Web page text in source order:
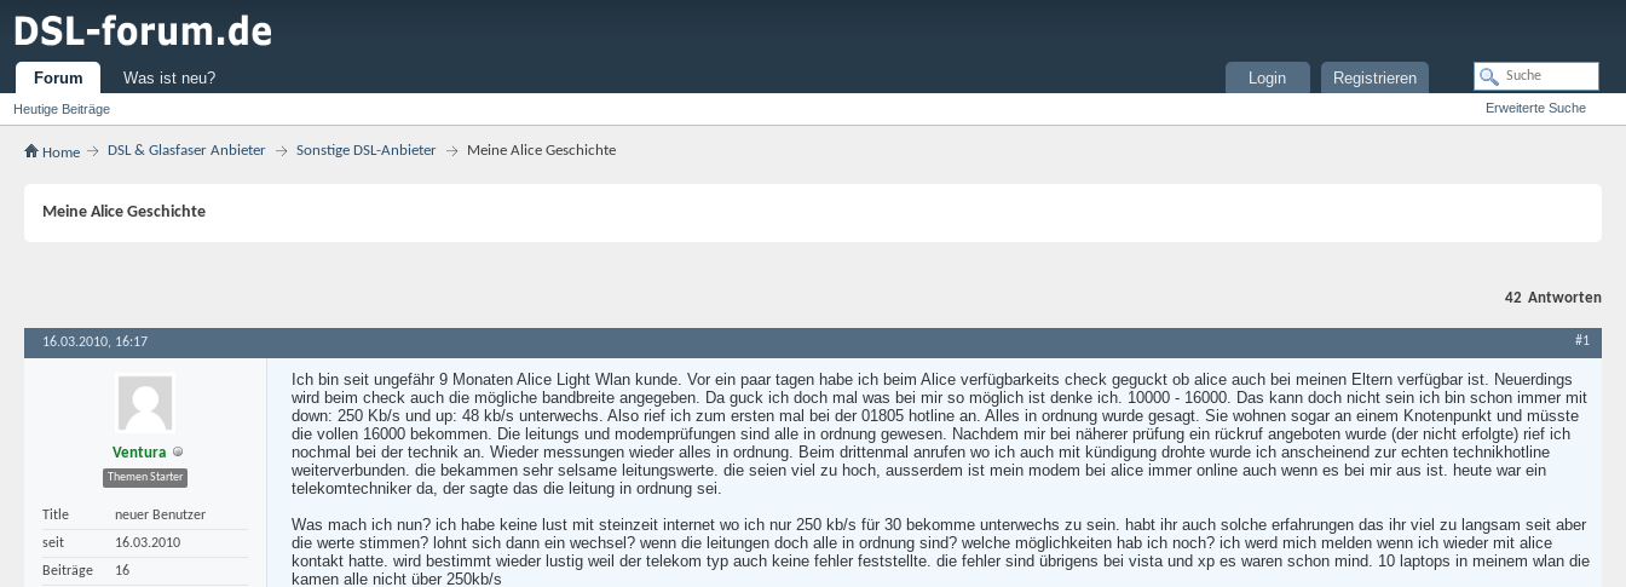
Forum
Heutige Beiträge
Was ist neu? Registrieren
Login
Erweiterte Suche
Home DSL & Glasfaser Anbieter Sonstige DSL-Anbieter Meine Alice Geschichte
Meine Alice Geschichte
42 Antworten
16.03.2010, 16:17 #1
Ventura
Themen Starter
Title
neuer Benutzer
seit
16.03.2010
Beiträge
16
Ich bin seit ungefähr 9 Monaten Alice Light Wlan kunde. Vor ein paar tagen habe ich beim Alice verfügbarkeits check geguckt ob alice auch bei meinen Eltern verfügbar ist. Neuerdings
wird beim check auch die mögliche bandbreite angegeben. Da guck ich doch mal was bei mir so möglich ist denke ich. 10000 - 16000. Das kann doch nicht sein ich bin schon immer mit
down: 250 Kb/s und up: 48 kb/s unterwechs. Also rief ich zum ersten mal bei der 01805 hotline an. Alles in ordnung wurde gesagt. Sie wohnen sogar an einem Knotenpunkt und müsste
die vollen 16000 bekommen. Die leitungs und modemprüfungen sind alle in ordnung gewesen. Nachdem mir bei näherer prüfung ein rückruf angeboten wurde (der nicht erfolgte) rief ich
nochmal bei der technik an. Wieder messungen wieder alles in ordnung. Beim drittenmal anrufen wo ich auch mit kündigung drohte wurde ich anscheinend zur echten technikhotline
weiterverbunden. die bekammen sehr selsame leitungswerte. die seien viel zu hoch, ausserdem ist mein modem bei alice immer online auch wenn es bei mir aus ist. heute war ein
telekomtechniker da, der sagte das die leitung in ordnung sei.
Was mach ich nun? ich habe keine lust mit steinzeit internet wo ich nur 250 kb/s für 30 bekomme unterwechs zu sein. habt ihr auch solche erfahrungen das ihr viel zu langsam seit aber
die werte stimmen? lohnt sich dann ein wechsel? wenn die leitungen doch alle in ordnung sind? welche möglichkeiten hab ich noch? ich werd mich melden wenn ich wieder mit alice
kontakt hatte. wird bestimmt wieder lustig weil der telekom typ auch keine fehler feststellte. die fehler sind übrigens bei vista und xp es waren schon mind. 10 laptops in meinem wlan die
kamen alle nicht über 250kb/s